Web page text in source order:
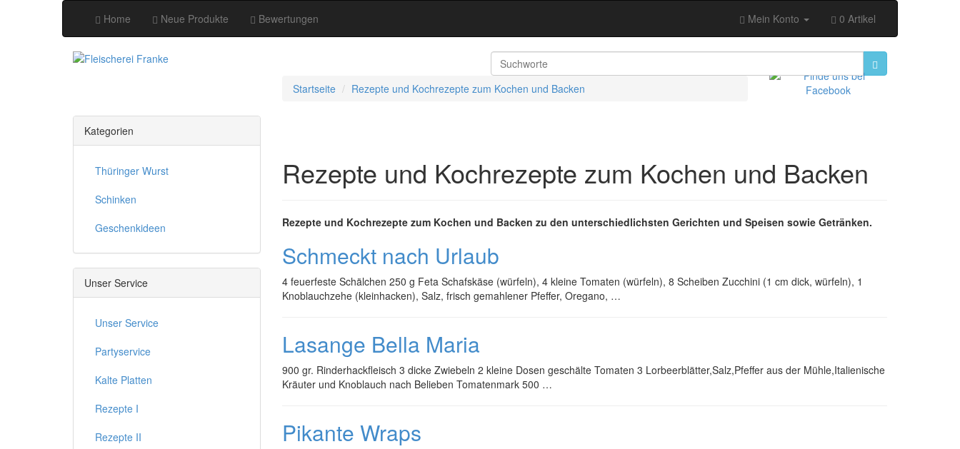
Home Neue Produkte Bewertungen Mein Konto 0 Artikel
Startseite Rezepte und Kochrezepte zum Kochen und Backen
Rezepte und Kochrezepte zum Kochen und Backen
Rezepte und Kochrezepte zum Kochen und Backen zu den unterschiedlichsten Gerichten und Speisen sowie Getränken.
Schmeckt nach Urlaub
4 feuerfeste Schälchen 250 g Feta Schafskäse (würfeln), 4 kleine Tomaten (würfeln), 8 Scheiben Zucchini (1 cm dick, würfeln), 1
Knoblauchzehe (kleinhacken), Salz, frisch gemahlener Pfeffer, Oregano, …
Lasange Bella Maria
900 gr. Rinderhackfleisch 3 dicke Zwiebeln 2 kleine Dosen geschälte Tomaten 3 Lorbeerblätter,Salz,Pfeffer aus der Mühle,Italienische
Kräuter und Knoblauch nach Belieben Tomatenmark 500 …
Pikante Wraps
Kategorien
Thüringer Wurst
Schinken
Geschenkideen
Unser Service
Unser Service
Partyservice
Kalte Platten
Rezepte I
Rezepte II